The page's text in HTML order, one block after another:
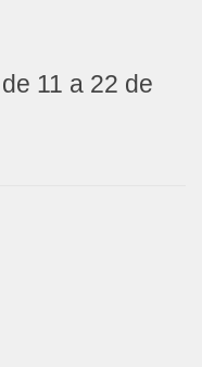
11 a 22 de